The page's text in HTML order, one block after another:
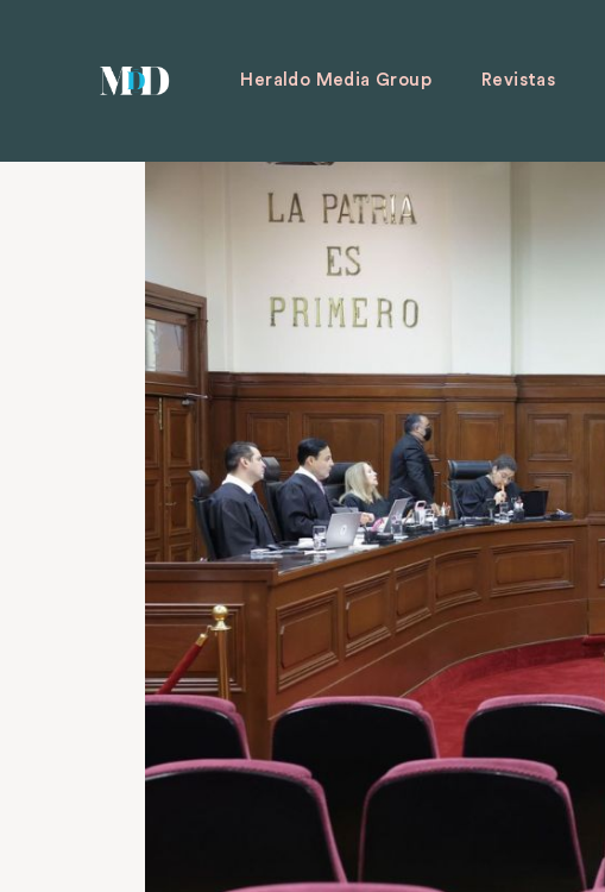
Heraldo Media Group Revistas